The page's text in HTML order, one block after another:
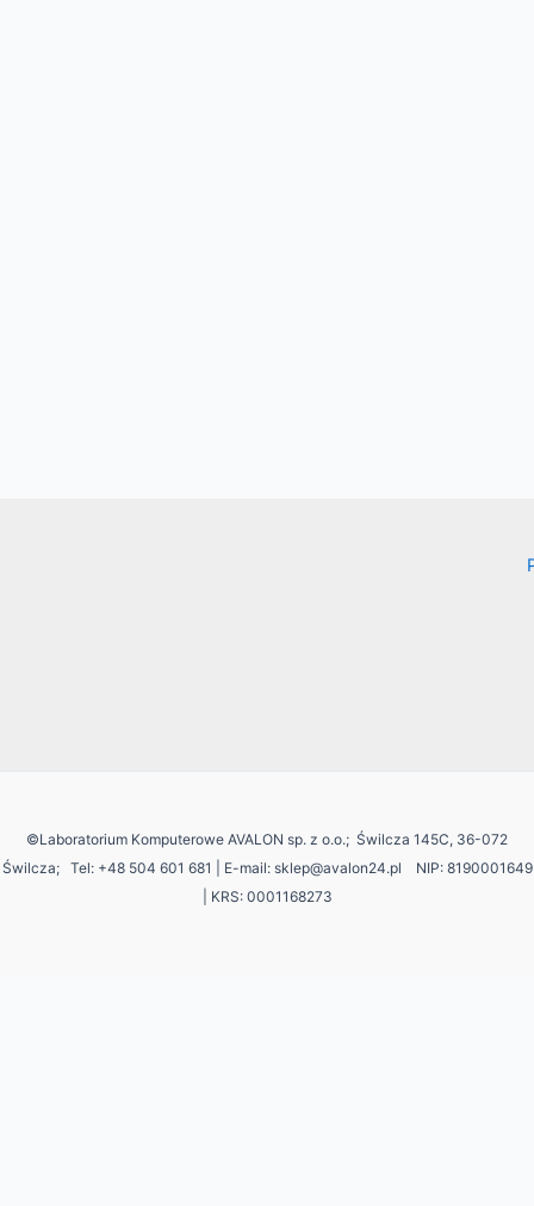
©Laboratorium Komputerowe AVALON sp. z o.o.; Świlcza 145C, 36-072
Świlcza; Tel: +48 504 601 681 | E-mail: sklep@avalon24.pl NIP: 8190001649
| KRS: 0001168273